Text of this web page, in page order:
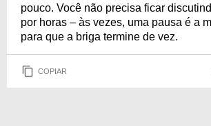
pouco. Você não precisa ficar
por horas – às vezes, uma pausa é a
para que a briga termine de vez.
COPIAR